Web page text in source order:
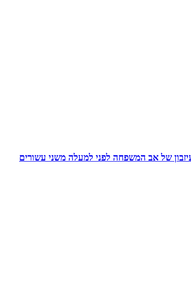
של אב המשפחה לפני למעלה משני עשורים